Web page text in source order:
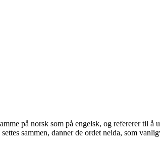
på norsk som på engelsk, og refererer til
sammen, danner de ordet neida, som